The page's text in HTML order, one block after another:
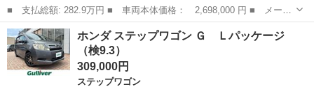
■ 支払総額: 282.9万円 ■ 車両本体価格： 2,698,000 円 ■ メーカ
ー名： ホンダ ■ 車種名： ステップワゴンスパーダ ■ グレード
名： スパーダホンダセンシング ＶＸＭ－２１７ＶＦＮｉ、ナビス
ペシャル...
鳥取 鳥取市 ステップワゴン
ホンダ ステップワゴン Ｇ Ｌパッケージ
（検9.3）
309,000円
ステップワゴン